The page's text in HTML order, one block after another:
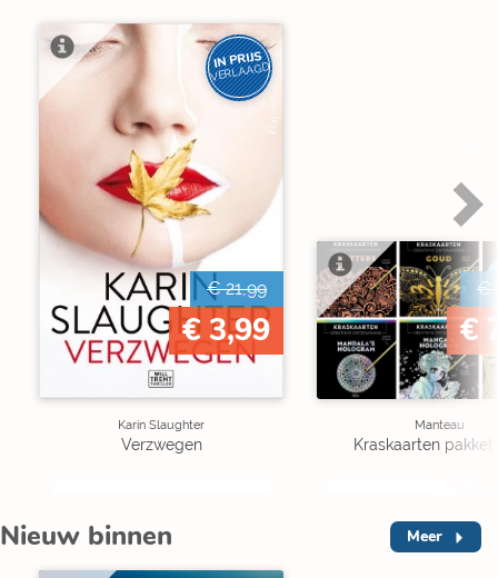
IN PRIJS
VERLAAGD
€ 21,99
€ 3,99
Karin Slaughter
Verzwegen
€
€
Manteau
Kraskaarten pakket
Nieuw binnen Meer